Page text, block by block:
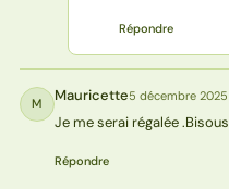
Répondre
M Mauricette5 décembre 2025
Je me serai régalée .Bisous
Répondre